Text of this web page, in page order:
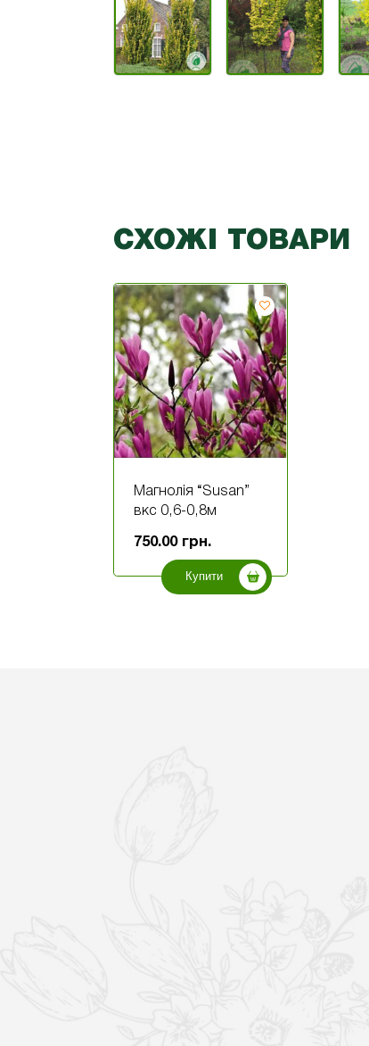
СХОЖІ ТОВАРИ
Магнолія “Susan”
вкс 0,6-0,8м
750.00 грн.
Купити